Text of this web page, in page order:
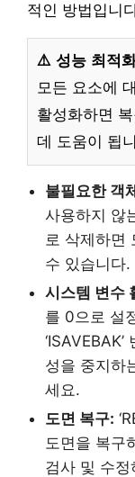
적인 방법입니
⚠️ 성능 최적
모든 요소에
활성화하면
데 도움이 됩
불필요한 객
사용하지 않
로 삭제하면
수 있습니다.
시스템 변수
를 0으로 설
성을 중지하
세요.
도면 복구:
도면을 복구
검사 및 수